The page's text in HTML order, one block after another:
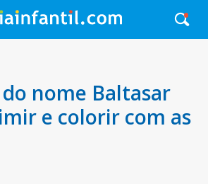
nome Baltasar
e colorir com as